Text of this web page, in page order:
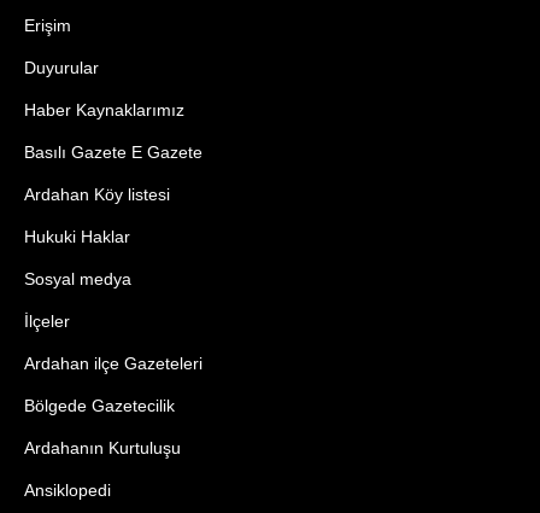
Erişim
Duyurular
Haber Kaynaklarımız
Basılı Gazete E Gazete
Ardahan Köy listesi
Hukuki Haklar
Sosyal medya
İlçeler
Ardahan ilçe Gazeteleri
Bölgede Gazetecilik
Ardahanın Kurtuluşu
Ansiklopedi